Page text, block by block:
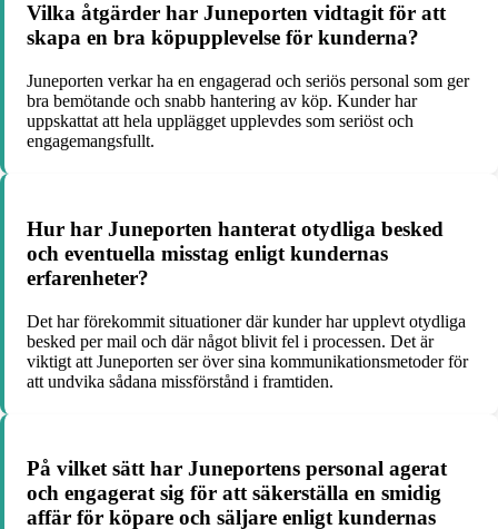
Vilka åtgärder har Juneporten vidtagit för att
skapa en bra köpupplevelse för kunderna?
Juneporten verkar ha en engagerad och seriös personal som ger
bra bemötande och snabb hantering av köp. Kunder har
uppskattat att hela upplägget upplevdes som seriöst och
engagemangsfullt.
Hur har Juneporten hanterat otydliga besked
och eventuella misstag enligt kundernas
erfarenheter?
Det har förekommit situationer där kunder har upplevt otydliga
besked per mail och där något blivit fel i processen. Det är
viktigt att Juneporten ser över sina kommunikationsmetoder för
att undvika sådana missförstånd i framtiden.
På vilket sätt har Juneportens personal agerat
och engagerat sig för att säkerställa en smidig
affär för köpare och säljare enligt kundernas